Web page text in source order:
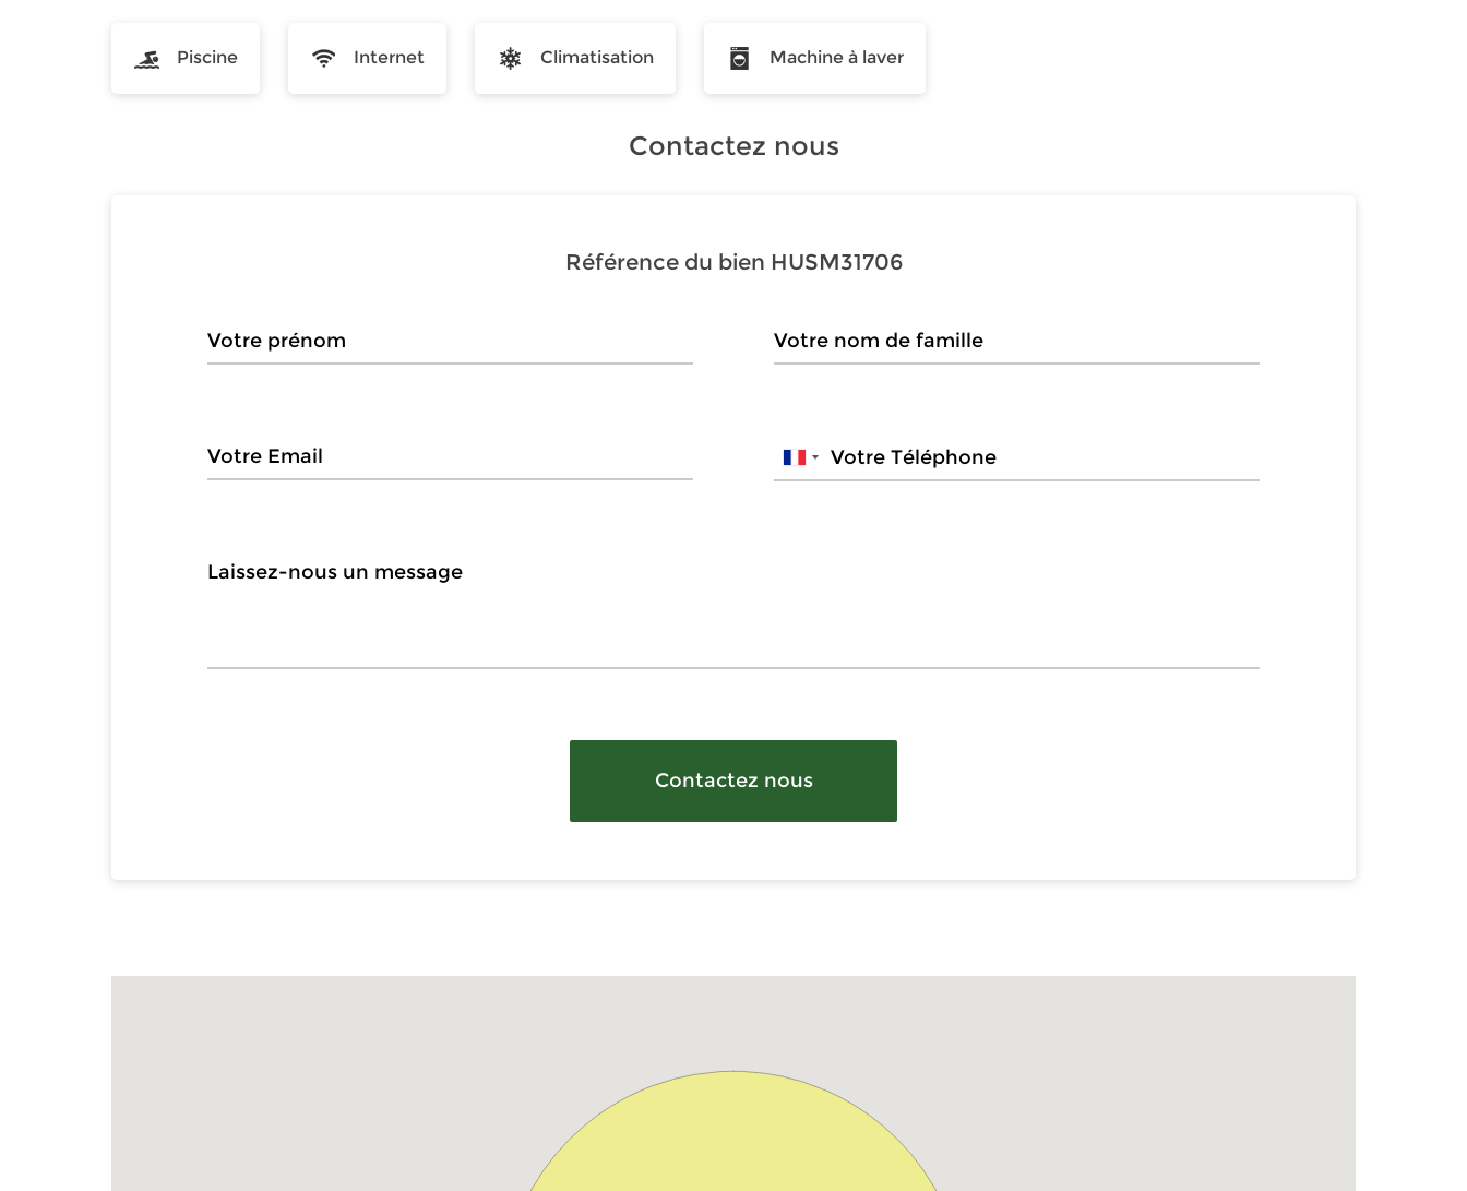
Piscine Internet Climatisation Machine à laver
Contactez nous
Référence du bien HUSM31706
Contactez nous